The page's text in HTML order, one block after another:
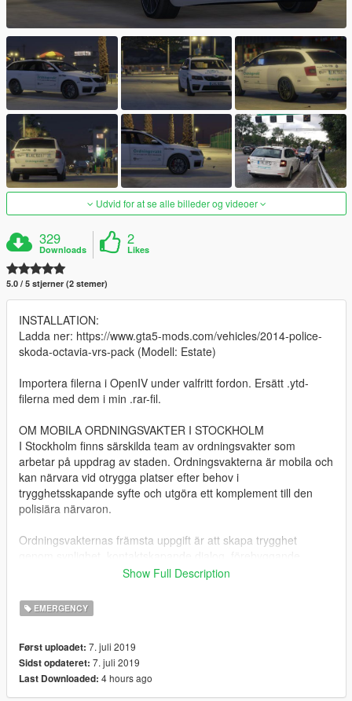
Udvid for at se alle billeder og videoer
329
Downloads
2
Likes
5.0 / 5 stjerner (2 stemer)
INSTALLATION:
Ladda ner: https://www.gta5-mods.com/vehicles/2014-police-
skoda-octavia-vrs-pack (Modell: Estate)
Importera filerna i OpenIV under valfritt fordon. Ersätt .ytd-
filerna med dem i min .rar-fil.
OM MOBILA ORDNINGSVAKTER I STOCKHOLM
I Stockholm finns särskilda team av ordningsvakter som
arbetar på uppdrag av staden. Ordningsvakterna är mobila och
kan närvara vid otrygga platser efter behov i
trygghetsskapande syfte och utgöra ett komplement till den
polisiära närvaron.
Ordningsvakternas främsta uppgift är att skapa trygghet
insatser, råd och anvisningar och allmän information på
utvändig tillsyn av kommunala fastigheter.
ordningsstörning eller ett pågående brott kan de ingripa genom
att avvisa, avlägsna eller omhänderta personen.
Show Full Description
EMERGENCY
Først uploadet: 7. juli 2019
Sidst opdateret: 7. juli 2019
Last Downloaded: 4 hours ago